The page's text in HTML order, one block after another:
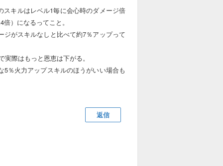
キルはレベル1毎に会心時のダメージ倍
）になるってこと。
がスキルなしと比べて約7％アップって
際はもっと恩恵は下がる。
％火力アップスキルのほうがいい場合も
返信